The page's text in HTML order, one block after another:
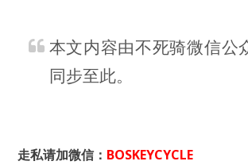
本文内容由不死骑微信公
同步至此。
走私请加微信： BOSKEYCYCLE